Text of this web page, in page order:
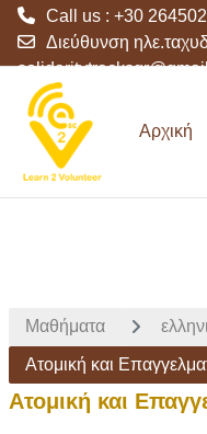
Call us : +30
Διεύθυνση
Αρχική
Μαθήματα
Ατομική και
Ατομική και